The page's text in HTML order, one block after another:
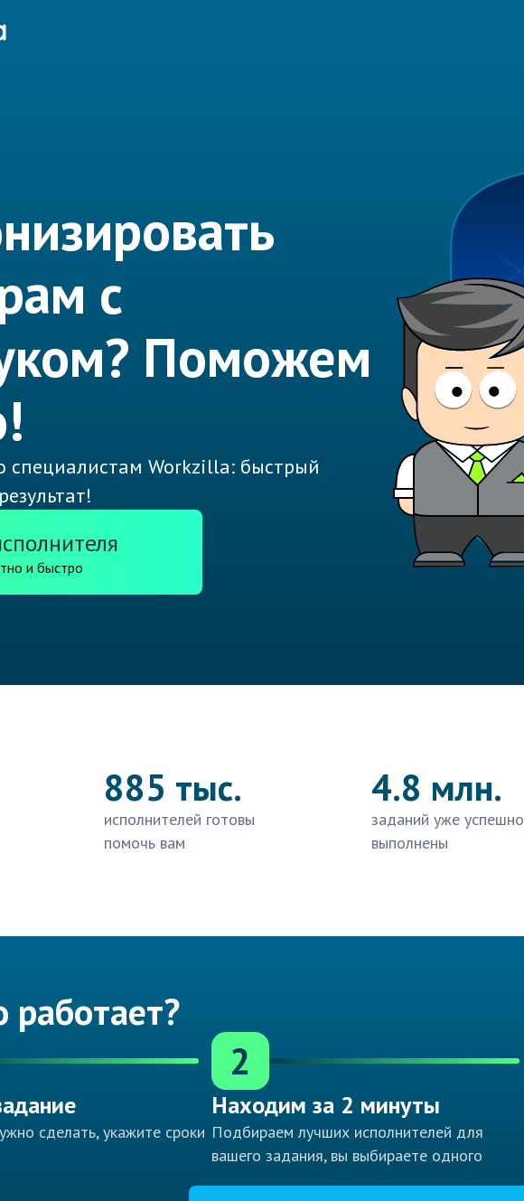
с
Поможем
специалистам Workzilla: быстрый
и быстро
885 тыс.
исполнителей готовы
помочь вам
4.8 млн.
заданий уже успешно
выполнены
работает?
сделать, укажите сроки
2
Находим за 2 минуты
Подбираем лучших исполнителей для
вашего задания, вы выбираете одного